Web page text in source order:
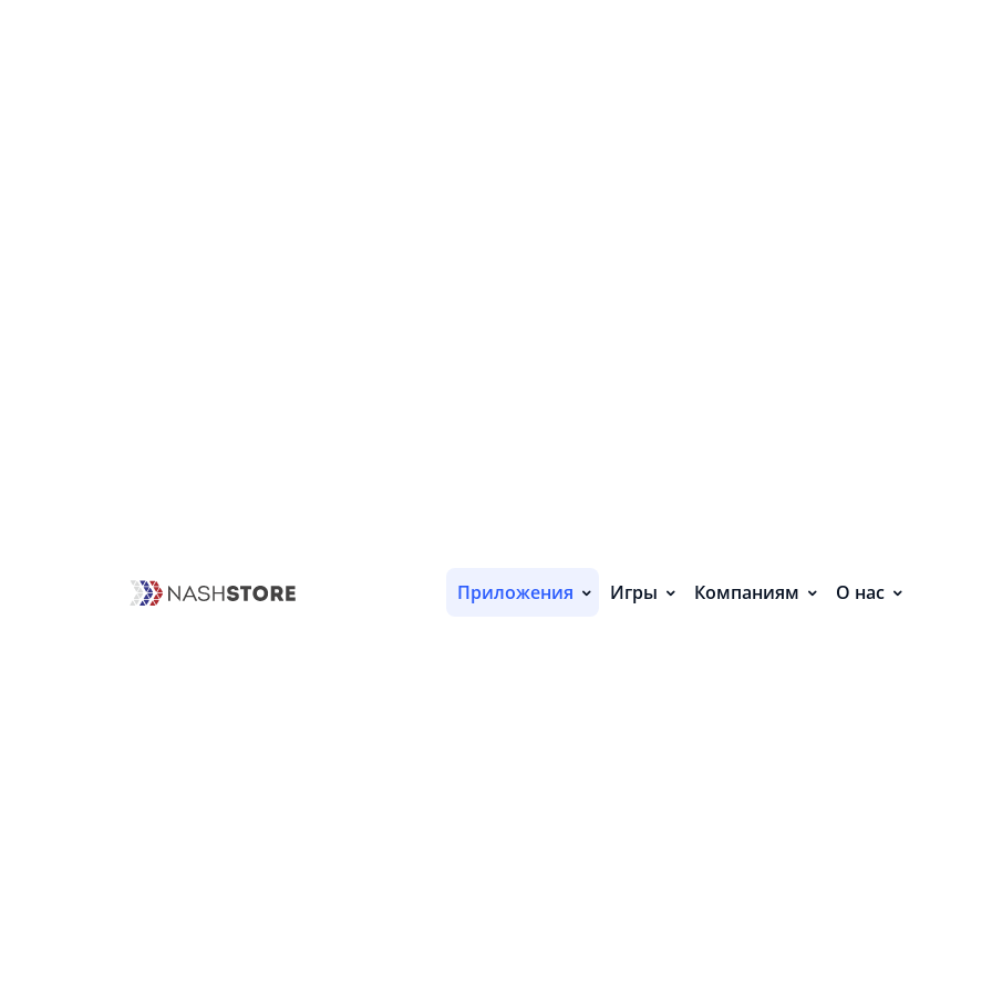
Приложения Игры Компаниям О нас
ОПИСАНИЕОТЗЫВЫ (6) РАЗРЕШЕНИЯ (12)